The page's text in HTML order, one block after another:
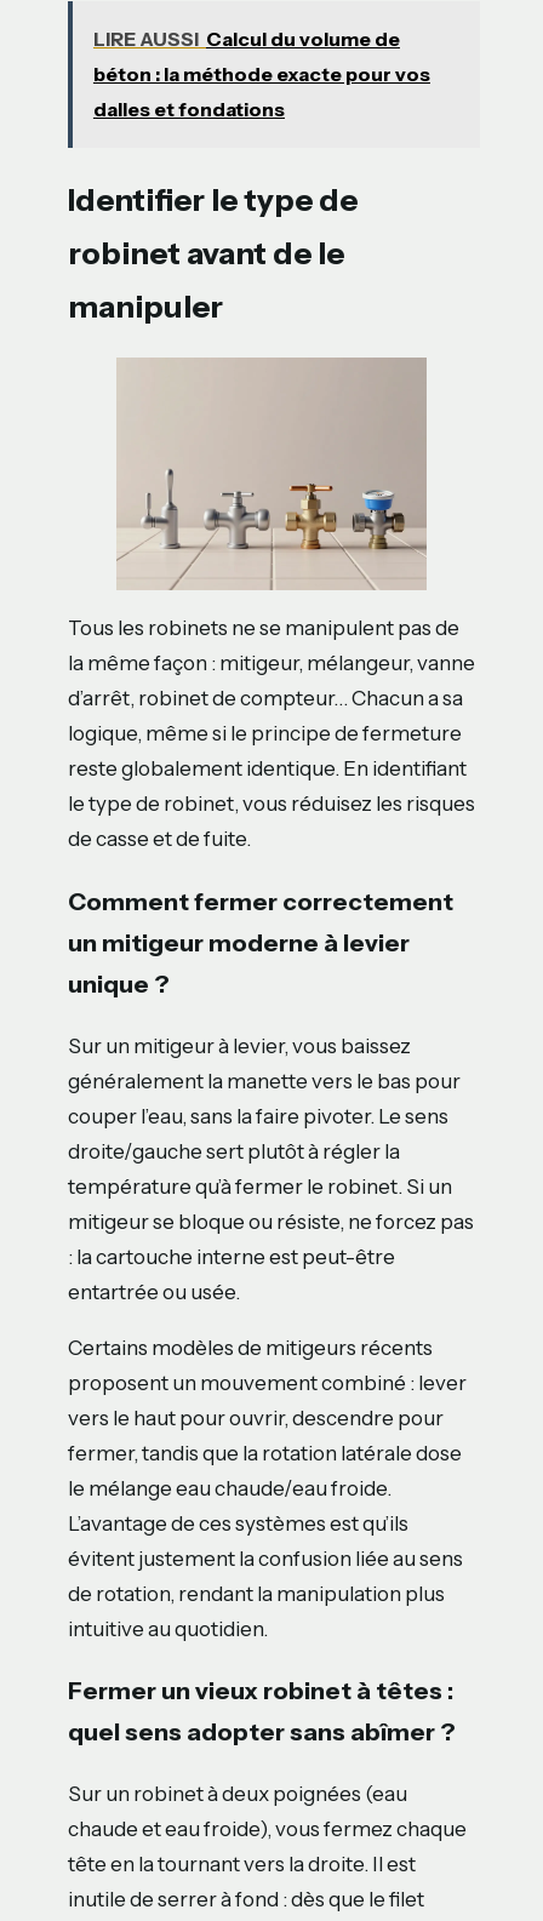
LIRE AUSSI Calcul du volume de
béton : la méthode exacte pour vos
dalles et fondations
Identifier le type de
robinet avant de le
manipuler
Tous les robinets ne se manipulent pas de
la même façon : mitigeur, mélangeur, vanne
d’arrêt, robinet de compteur… Chacun a sa
logique, même si le principe de fermeture
reste globalement identique. En identifiant
le type de robinet, vous réduisez les risques
de casse et de fuite.
Comment fermer correctement
un mitigeur moderne à levier
unique ?
Sur un mitigeur à levier, vous baissez
généralement la manette vers le bas pour
couper l’eau, sans la faire pivoter. Le sens
droite/gauche sert plutôt à régler la
température qu’à fermer le robinet. Si un
mitigeur se bloque ou résiste, ne forcez pas
: la cartouche interne est peut-être
entartrée ou usée.
Certains modèles de mitigeurs récents
proposent un mouvement combiné : lever
vers le haut pour ouvrir, descendre pour
fermer, tandis que la rotation latérale dose
le mélange eau chaude/eau froide.
L’avantage de ces systèmes est qu’ils
évitent justement la confusion liée au sens
de rotation, rendant la manipulation plus
intuitive au quotidien.
Fermer un vieux robinet à têtes :
quel sens adopter sans abîmer ?
Sur un robinet à deux poignées (eau
chaude et eau froide), vous fermez chaque
tête en la tournant vers la droite. Il est
inutile de serrer à fond : dès que le filet